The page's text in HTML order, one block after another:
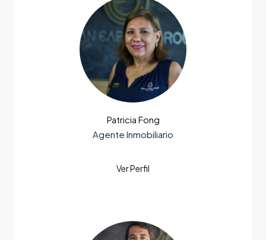
Patricia Fong
Agente Inmobiliario